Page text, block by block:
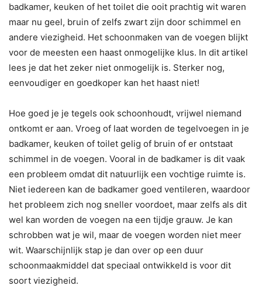
badkamer, keuken of het toilet die ooit prachtig wit waren
maar nu geel, bruin of zelfs zwart zijn door schimmel en
andere viezigheid. Het schoonmaken van de voegen blijkt
voor de meesten een haast onmogelijke klus. In dit artikel
lees je dat het zeker niet onmogelijk is. Sterker nog,
eenvoudiger en goedkoper kan het haast niet!
Hoe goed je je tegels ook schoonhoudt, vrijwel niemand
ontkomt er aan. Vroeg of laat worden de tegelvoegen in je
badkamer, keuken of toilet gelig of bruin of er ontstaat
schimmel in de voegen. Vooral in de badkamer is dit vaak
een probleem omdat dit natuurlijk een vochtige ruimte is.
Niet iedereen kan de badkamer goed ventileren, waardoor
het probleem zich nog sneller voordoet, maar zelfs als dit
wel kan worden de voegen na een tijdje grauw. Je kan
schrobben wat je wil, maar de voegen worden niet meer
wit. Waarschijnlijk stap je dan over op een duur
schoonmaakmiddel dat speciaal ontwikkeld is voor dit
soort viezigheid.